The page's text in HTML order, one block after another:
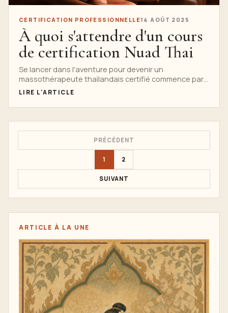
CERTIFICATION PROFESSIONNELLE14 AOÛT 2025
À quoi s'attendre d'un cours
de certification Nuad Thai
Se lancer dans l'aventure pour devenir un
massothérapeute thaïlandais certifié commence par
choisir la bonne formation...
LIRE L'ARTICLE
PRÉCÉDENT
1 2
SUIVANT
ARTICLE À LA UNE